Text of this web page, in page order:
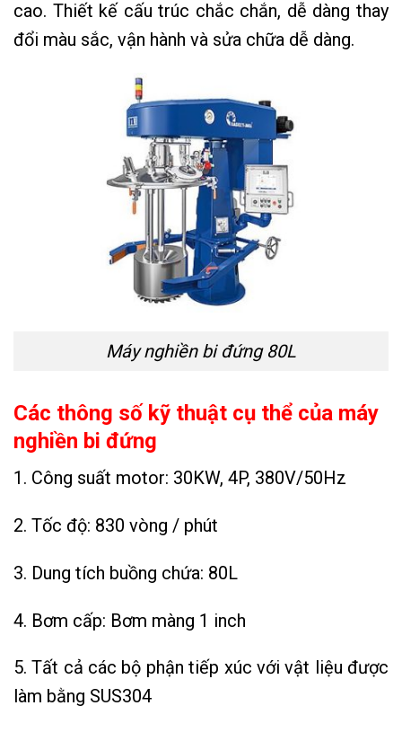
cao. Thiết kế cấu trúc chắc chắn, dễ dàng thay
đổi màu sắc, vận hành và sửa chữa dễ dàng.
Máy nghiền bi đứng 80L
Các thông số kỹ thuật cụ thể của máy
nghiền bi đứng
1. Công suất motor: 30KW, 4P, 380V/50Hz
2. Tốc độ: 830 vòng / phút
3. Dung tích buồng chứa: 80L
4. Bơm cấp: Bơm màng 1 inch
5. Tất cả các bộ phận tiếp xúc với vật liệu được
làm bằng SUS304